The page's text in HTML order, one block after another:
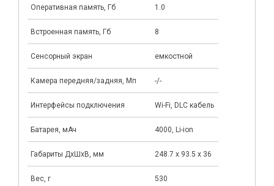
Оперативная память, Гб 1.0
Встроенная память, Гб 8
Сенсорный экран емкостной
Камера передняя/задняя, Мп -/-
Интерфейсы подключения Wi-Fi, DLC кабель
Батарея, мАч 4000, Li-ion
Габариты ДхШхВ, мм 248.7 х 93.5 х 36
Вес, г 530